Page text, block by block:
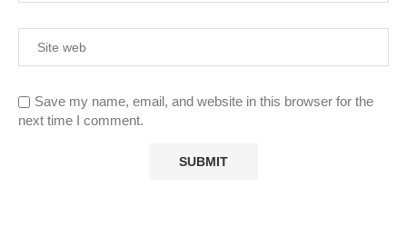
Save my name, email, and website in this browser for the
next time I comment.